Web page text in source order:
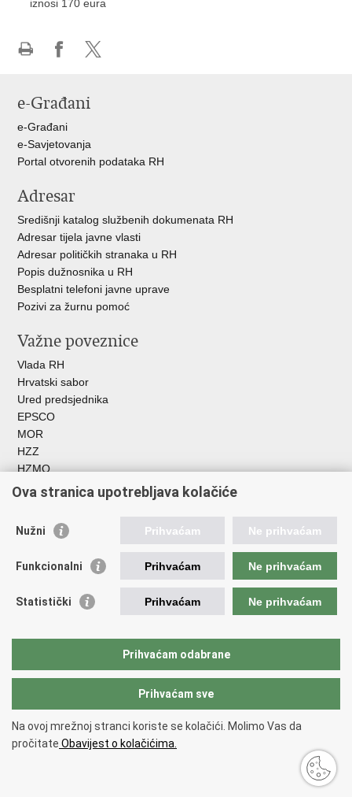
iznosi 170 eura
Facebooku
X-
e-Građani
e-Građani
e-Savjetovanja
Portal otvorenih podataka RH
Adresar
Središnji katalog službenih dokumenata RH
Adresar tijela javne vlasti
Adresar političkih stranaka u RH
Popis dužnosnika u RH
Besplatni telefoni javne uprave
Pozivi za žurnu pomoć
Važne poveznice
Vlada RH
Hrvatski sabor
Ured predsjednika
EPSCO
MOR
HZZ
HZMO
REGOS
Hrvatski zavod za socijalni rad
Akademija socijalne skrbi - ASOSK
Obiteljski centar
AORT
FEAD
HR PRES 2020
Copyright © 2026 Ministarstvo rada, mirovinskog sustava, obitelji i
socijalne politike Uvjeti korištenja
Izjava o pristupačnosti
Ova stranica upotrebljava kolačiće
Nužni Prihvaćam Ne prihvaćam
Funkcionalni Prihvaćam Ne prihvaćam
Statistički Prihvaćam Ne prihvaćam
Prihvaćam odabrane
Prihvaćam sve
Na ovoj mrežnoj stranci koriste se kolačići. Molimo Vas da
pročitate Obavijest o kolačićima.